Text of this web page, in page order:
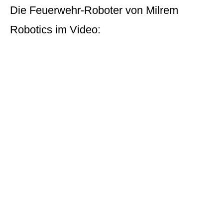
Die Feuerwehr-Roboter von Milrem
Robotics im Video: